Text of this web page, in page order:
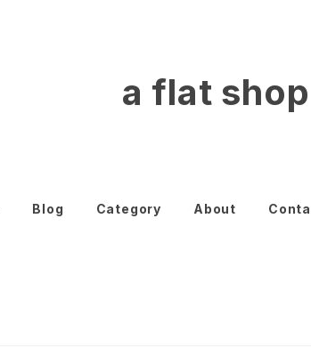
a flat shop
Blog Category About